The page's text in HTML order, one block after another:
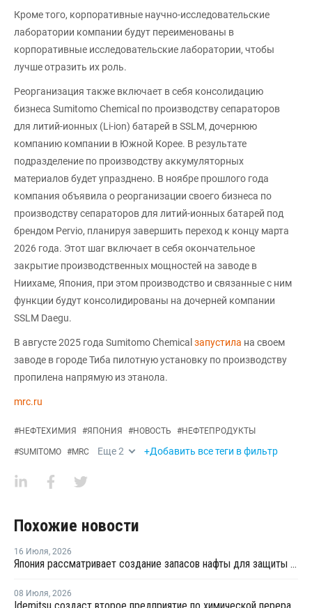
Кроме того, корпоративные научно-исследовательские
лаборатории компании будут переименованы в
корпоративные исследовательские лаборатории, чтобы
лучше отразить их роль.
Реорганизация также включает в себя консолидацию
бизнеса Sumitomo Chemical по производству сепараторов
для литий-ионных (Li-ion) батарей в SSLM, дочернюю
компанию компании в Южной Корее. В результате
подразделение по производству аккумуляторных
материалов будет упразднено. В ноябре прошлого года
компания объявила о реорганизации своего бизнеса по
производству сепараторов для литий-ионных батарей под
брендом Pervio, планируя завершить переход к концу марта
2026 года. Этот шаг включает в себя окончательное
закрытие производственных мощностей на заводе в
Ниихаме, Япония, при этом производство и связанные с ним
функции будут консолидированы на дочерней компании
SSLM Daegu.
В августе 2025 года Sumitomo Chemical запустила на своем
заводе в городе Тиба пилотную установку по производству
пропилена напрямую из этанола.
mrc.ru
#НЕФТЕХИМИЯ #ЯПОНИЯ #НОВОСТЬ #НЕФТЕПРОДУКТЫ
#SUMITOMO #MRC Еще2 +Добавить все теги в фильтр
Похожие новости
16 Июля, 2026
Япония рассматривает создание запасов нафты для защиты нефтехимии
08 Июля, 2026